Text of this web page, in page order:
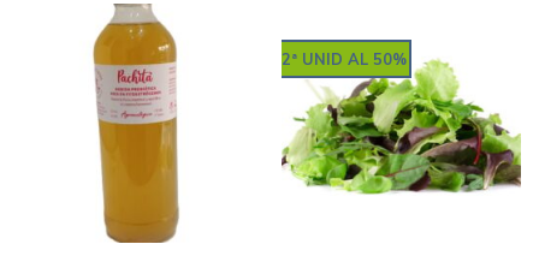
2ª UNID AL 50%